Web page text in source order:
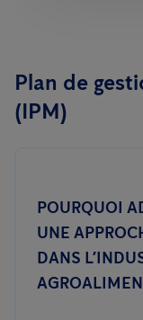
Plan de
(IPM)
POURQUOI
UNE
DANS